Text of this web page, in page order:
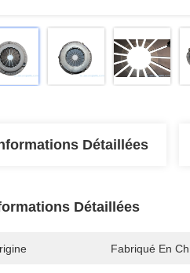
Détaillées
Détaillées
Fabriqué En